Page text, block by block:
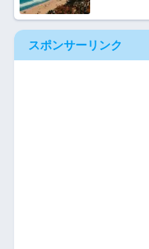
スポンサーリンク